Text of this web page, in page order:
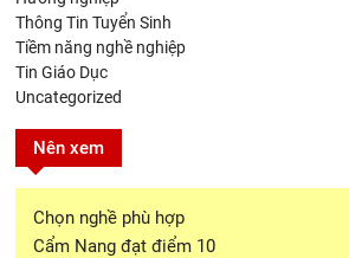
Thông Tin Tuyển Sinh
Tiềm năng nghề nghiệp
Tin Giáo Dục
Uncategorized
Nên xem
Chọn nghề phù hợp
Cẩm Nang đạt điểm 10